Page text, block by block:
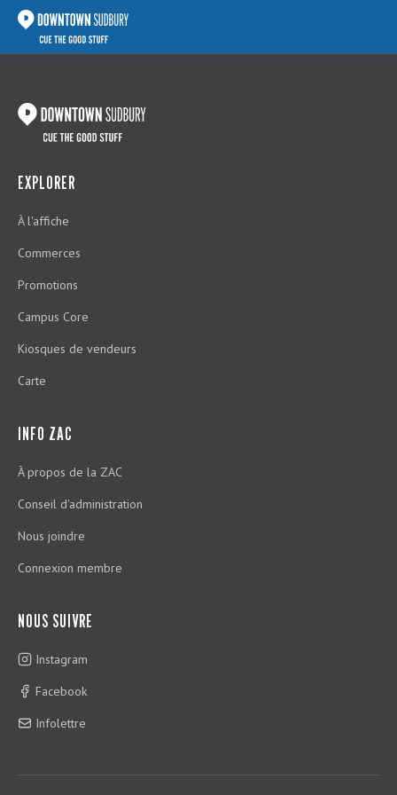
EXPLORER
À l'affiche
Commerces
Promotions
Campus Core
Kiosques de vendeurs
Carte
INFO ZAC
À propos de la ZAC
Conseil d'administration
Nous joindre
Connexion membre
NOUS SUIVRE
Instagram
Facebook
Infolettre